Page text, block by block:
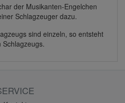
der Musikanten-Engelchen
Schlagzeuger dazu.
sind einzeln, so entsteht